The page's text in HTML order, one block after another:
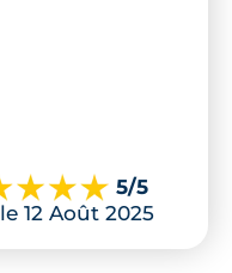
5/5
le 12 Août 2025